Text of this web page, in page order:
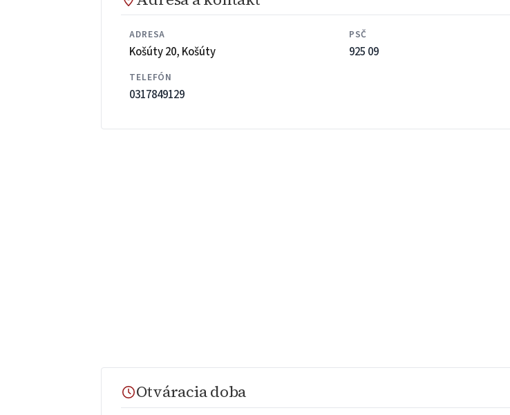
ADRESA
Košúty 20, Košúty
PSČ
925 09
TELEFÓN
0317849129
Otváracia doba